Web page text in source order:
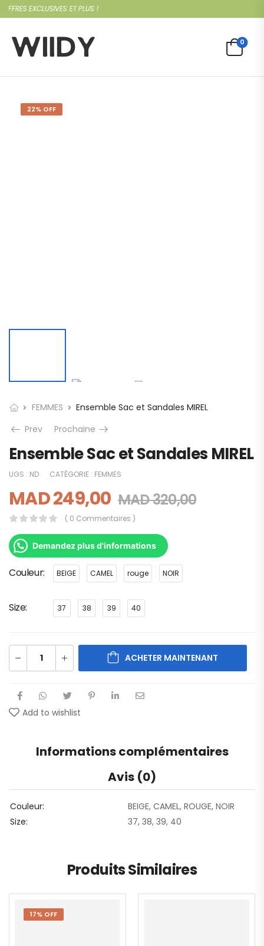
EXCLUSIVES ET PLUS !
0
22% OFF
FEMMES
Ensemble Sac et Sandales MIREL
Prev
Prochaine
Ensemble Sac et Sandales MIREL
UGS : ND CATÉGORIE : FEMMES
MAD249,00 MAD320,00
( 0 Commentaires )
Demandez plus d'informations
Couleur BEIGE CAMEL rouge NOIR
Size 37 38 39 40
ACHETER MAINTENANT
Add to wishlist
Informations complémentaires
Avis (0)
Couleur
BEIGE, CAMEL, ROUGE, NOIR
Size
37, 38, 39, 40
Produits Similaires
17% OFF